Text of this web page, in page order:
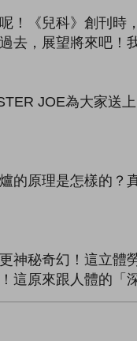
！《兒科》創刊時
，展望將來吧！
JOE為大家送
原理是怎樣的？
神秘奇幻！這立體
這原來跟人體的「